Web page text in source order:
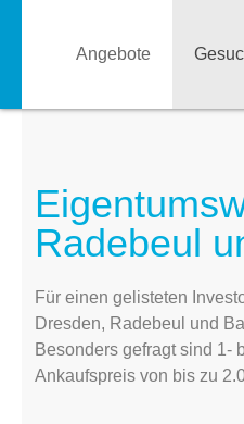
Angebote
Radebeul
Für einen gelisteten
Dresden, Radebeul und
Besonders gefragt sind 1-
Ankaufspreis von bis zu